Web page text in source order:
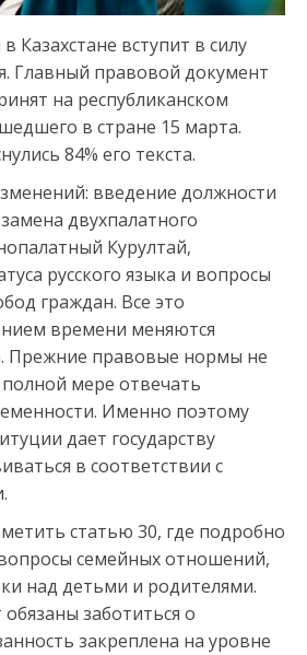
Казахстане вступит в силу
Главный правовой документ
на республиканском
в стране 15 марта.
84% его текста.
введение должности
двухпалатного
Курултай,
русского языка и вопросы
граждан. Все это
времени меняются
Прежние правовые нормы не
мере отвечать
Именно поэтому
дает государству
в соответствии с
статью 30, где подробно
семейных отношений,
над детьми и родителями.
заботиться о
закреплена на уровне